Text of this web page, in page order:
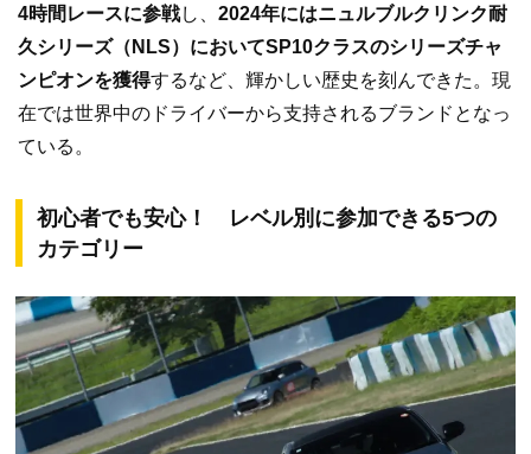
4時間レースに参戦し、 2024年にはニュルブルクリンク耐
久シリーズ（NLS）においてSP10クラスのシリーズチャ
ンピオンを獲得するなど、輝かしい歴史を刻んできた。現
在では世界中のドライバーから支持されるブランドとなっ
ている。
初心者でも安心！ レベル別に参加できる5つの
カテゴリー